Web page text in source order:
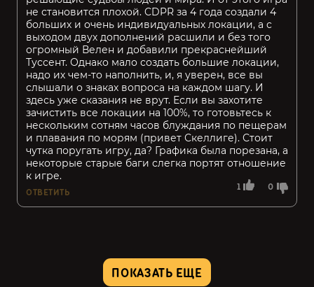
1 0
не становится плохой. CDPR за 4 года создали 4
больших и очень индивидуальных локации, а с
выходом двух дополнений расшили и без того
огромный Велен и добавили прекраснейший
Туссент. Однако мало создать большие локации,
надо их чем-то наполнить, и, я уверен, все вы
слышали о знаках вопроса на каждом шагу. И
здесь уже сказания не врут. Если вы захотите
зачистить все локации на 100%, то готовьтесь к
нескольким сотням часов блуждания по пещерам
и плавания по морям (привет Скеллиге). Стоит
чутка поругать игру, да? Графика была порезана, а
некоторые старые баги слегка портят отношение
к игре.
ОТВЕТИТЬ
ПОКАЗАТЬ ЕЩЕ